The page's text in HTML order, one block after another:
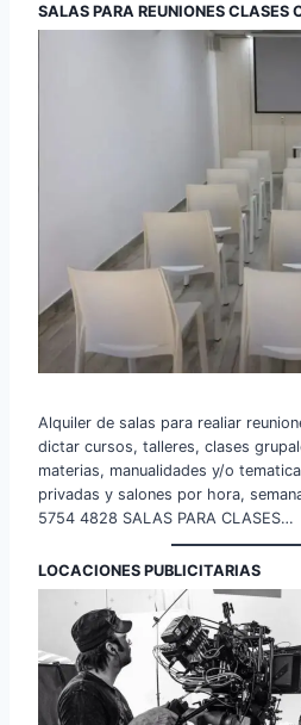
SALAS PARA REUNIONES CLASES
Alquiler de salas para realiar
dictar cursos, talleres, clases
materias, manualidades y/o
privadas y salones por hora,
5754 4828 SALAS PARA CLASES…
LOCACIONES PUBLICITARIAS